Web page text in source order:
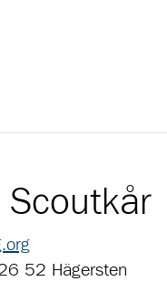
Scoutkår
52 Hägersten